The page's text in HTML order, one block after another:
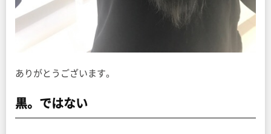
ありがとうございます。
黒。ではない